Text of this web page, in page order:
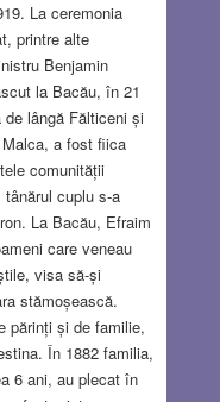
La ceremonia
printre alte
Benjamin
la Bacău, în 21
lângă Fălticeni și
a fost fiica
comunității
cuplu s-a
La Bacău, Efraim
care veneau
visa să-și
stămoșească.
părinți și de familie,
În 1882 familia,
6 ani, au plecat în